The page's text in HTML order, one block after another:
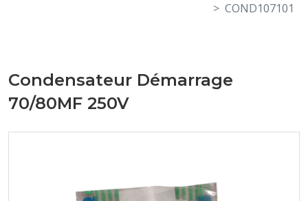
COND107101
Condensateur Démarrage
70/80MF 250V